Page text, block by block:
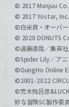
© 2017 Manjuu
© 2017 Yostar,
©白米良・オーバ
© 2020 DONUTS
©遠藤達哉／集英
©Spider Lily／アニ
©GungHo Online
©2001-2022
©荒木飛呂彦
妙な冒険SC製作委